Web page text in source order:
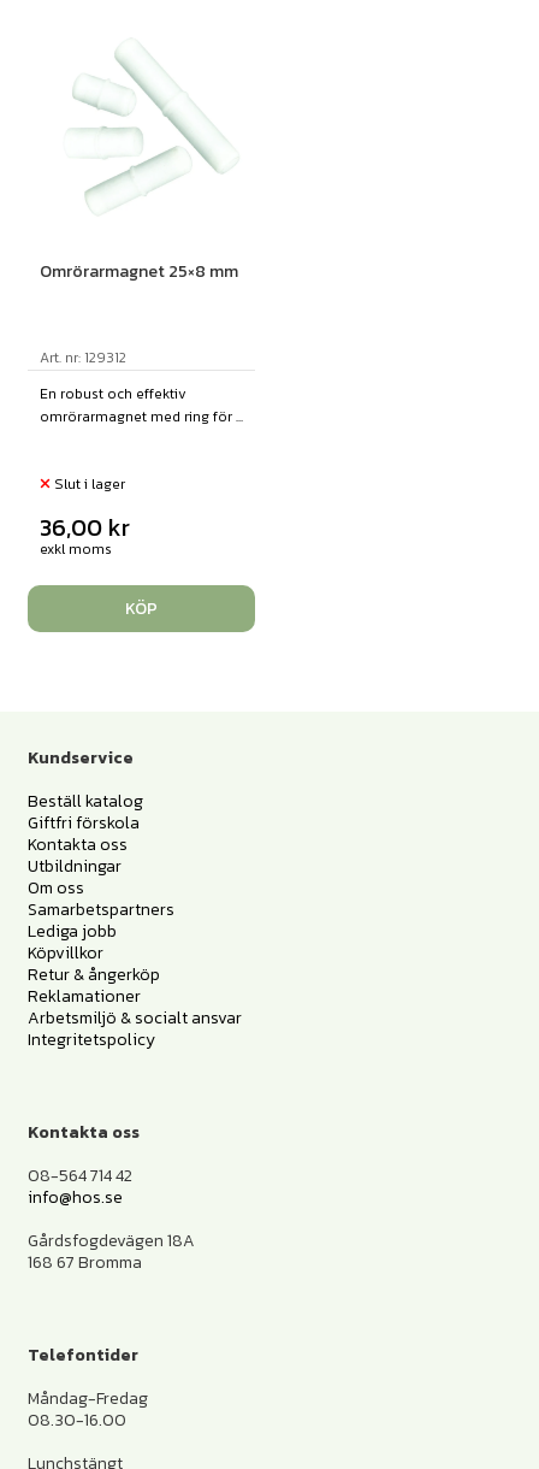
Omrörarmagnet 25×8 mm
Art. nr: 129312
En robust och effektiv
omrörarmagnet med ring för ...
Slut i lager
36,00 kr
exkl moms
KÖP
Kundservice
Beställ katalog
Giftfri förskola
Kontakta oss
Utbildningar
Om oss
Samarbetspartners
Lediga jobb
Köpvillkor
Retur & ångerköp
Reklamationer
Arbetsmiljö & socialt ansvar
Integritetspolicy
Kontakta oss
08-564 714 42
info@hos.se
Gårdsfogdevägen 18A
168 67 Bromma
Telefontider
Måndag-Fredag
08.30-16.00
Lunchstängt